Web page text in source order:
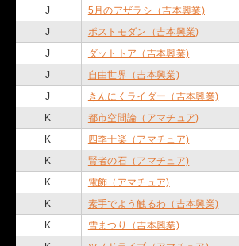
J
5月のアザラシ（吉本興業)
J ポストモダン（吉本興業)
J
ダットトア（吉本興業)
J
自由世界（吉本興業)
J きんにくライダー（吉本興業)
K
都市空間論（アマチュア)
K
四季十楽（アマチュア)
K
賢者の石（アマチュア)
K
電飾（アマチュア)
K
素手でよう触るわ（吉本興業)
K
雪まつり（吉本興業)